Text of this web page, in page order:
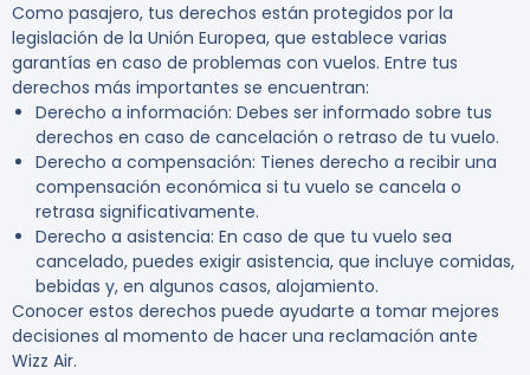
Como pasajero, tus derechos están protegidos por la
legislación de la Unión Europea, que establece varias
garantías en caso de problemas con vuelos. Entre tus
derechos más importantes se encuentran:
Derecho a información: Debes ser informado sobre tus
derechos en caso de cancelación o retraso de tu vuelo.
Derecho a compensación: Tienes derecho a recibir una
compensación económica si tu vuelo se cancela o
retrasa significativamente.
Derecho a asistencia: En caso de que tu vuelo sea
cancelado, puedes exigir asistencia, que incluye comidas,
bebidas y, en algunos casos, alojamiento.
Conocer estos derechos puede ayudarte a tomar mejores
decisiones al momento de hacer una reclamación ante
Wizz Air.